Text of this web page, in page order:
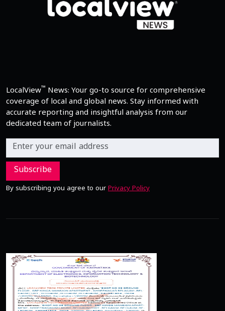
LocalView™ News: Your go-to source for comprehensive
coverage of local and global news. Stay informed with
accurate reporting and insightful analysis from our
dedicated team of journalists.
Subscribe
By subscribing you agree to our Privacy Policy